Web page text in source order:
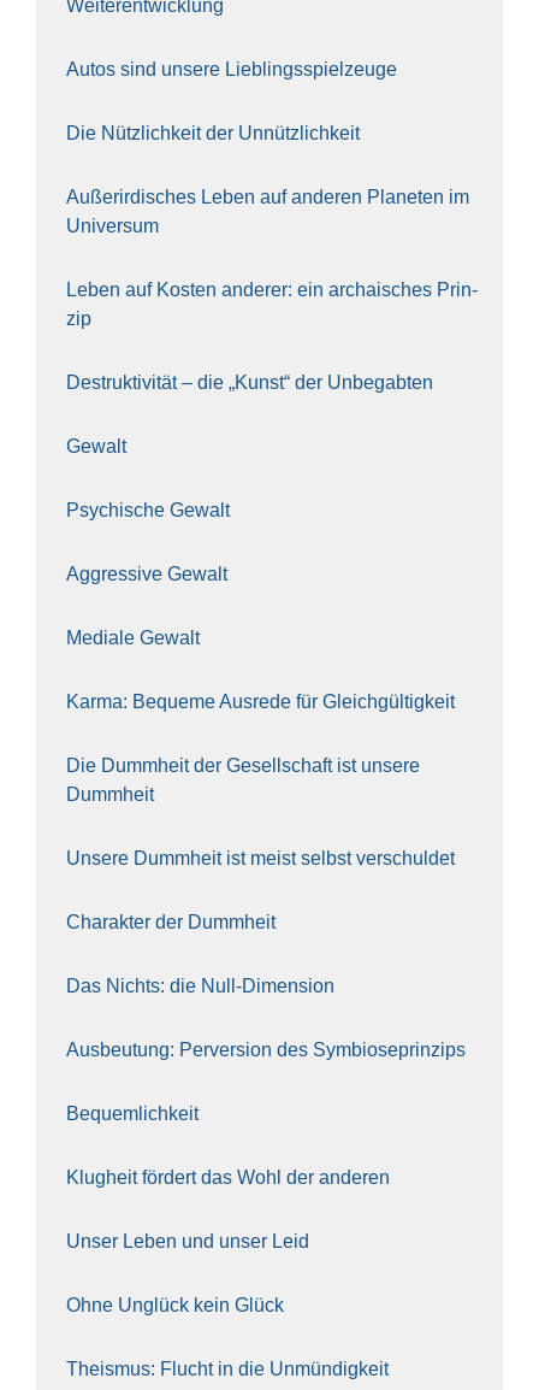
Wei­ter­ent­wick­lung
Autos sind unse­re Lieb­lings­spiel­zeu­ge
Die Nütz­lich­keit der Unnütz­lich­keit
Außer­ir­di­sches Leben auf ande­ren Pla­ne­ten im
Uni­ver­sum
Leben auf Kos­ten ande­rer: ein archai­sches Prin­
zip
Destruk­ti­vi­tät – die „Kunst“ der Unbe­gab­ten
Gewalt
Psy­chi­sche Gewalt
Aggres­si­ve Gewalt
Media­le Gewalt
Kar­ma: Beque­me Aus­re­de für Gleich­gül­tig­keit
Die Dumm­heit der Gesell­schaft ist unse­re
Dumm­heit
Unse­re Dumm­heit ist meist selbst ver­schul­det
Cha­rak­ter der Dumm­heit
Das Nichts: die Null-Dimen­si­on
Aus­beu­tung: Per­ver­si­on des Sym­bio­se­prin­zips
Bequem­lich­keit
Klug­heit för­dert das Wohl der ande­ren
Unser Leben und unser Leid
Ohne Unglück kein Glück
The­is­mus: Flucht in die Unmün­dig­keit